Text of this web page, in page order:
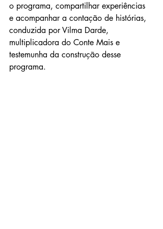
o programa, compartilhar experiências
e acompanhar a contação de histórias,
conduzida por Vilma Darde,
multiplicadora do Conte Mais e
testemunha da construção desse
programa.